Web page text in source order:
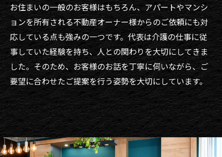
お住まいの一般のお客様はもちろん、アパートやマンシ
ョンを所有される不動産オーナー様からのご依頼にも対
応している点も強みの一つです。代表は介護の仕事に従
事していた経験を持ち、人との関わりを大切にしてきま
した。そのため、お客様のお話を丁寧に伺いながら、ご
要望に合わせたご提案を行う姿勢を大切にしています。